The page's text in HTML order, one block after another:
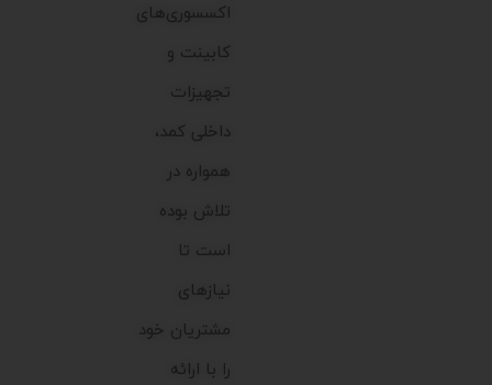
اکسسوری‌های
کابینت و
تجهیزات
داخلی کمد،
همواره در
تلاش بوده
است تا
نیازهای
مشتریان خود
را با ارائه